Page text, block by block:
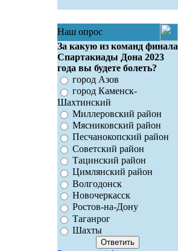
Наш опрос
За какую из команд финала
Спартакиады Дона 2023
года вы будете болеть?
город Азов
город Каменск-
Шахтинский
Миллеровский район
Мясниковский район
Песчанокопский район
Советский район
Тацинский район
Цимлянский район
Волгодонск
Новочеркасск
Ростов-на-Дону
Таганрог
Шахты